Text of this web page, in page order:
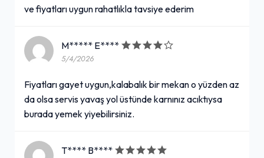
ve fiyatları uygun rahatlıkla tavsiye ederim
M***** E****
5/4/2026
Fiyatları gayet uygun,kalabalık bir mekan o yüzden az
da olsa servis yavaş yol üstünde karnınız acıktıysa
burada yemek yiyebilirsiniz.
T**** B****